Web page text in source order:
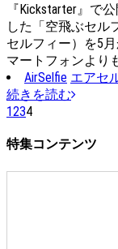
『Kickstarter』で
した「空飛ぶセル
セルフィー）を5
マートフォンより
AirSelfie エアセ
続きを読む
1234
特集コンテンツ